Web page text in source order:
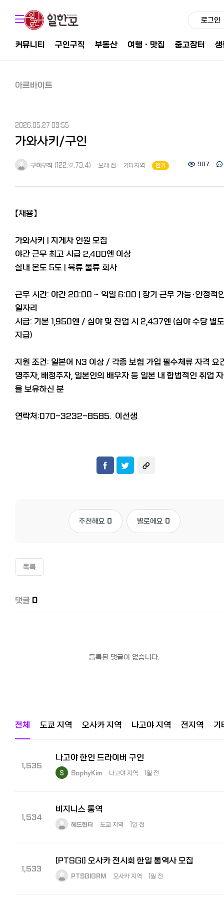
로그인
커뮤니티 구인구직 부동산 여행ㆍ맛집 중고장터
아르바이트
2026.05.27 09:55
가와사키/구인
구이구직 (122.♡.73.4) 오래 전 기타지역 인기 907
【채용】
가와사키 | 지게차 인원 모집
야간 근무 최고 시급 2,400엔 이상
실내 온도 5도 | 육류 물류 회사
근무 시간: 야간 20:00 ~ 익일 6:00 | 장기 근무 가능·안정적
일자리
시급: 기본 1,950엔 / 심야 및 잔업 시 2,437엔 (심야 수당 별도
지급)
지원 조건: 일본어 N3 이상 / 각종 보험 가입 필수체류 자격 요
영주자, 배정주자, 일본인의 배우자 등 일본 내 합법적인 취업
을 보유하신 분
연락처:070-3232-8585. 이선생
추천해요 0 별로에요 0
목록
댓글 0
등록된 댓글이 없습니다.
전체 도쿄 지역 오사카 지역 나고야 지역 전지역 기
1,535
나고야 한인 드라이버 구인
SophyKim 나고야 지역 1일 전
1,534
비지니스 통역
헤드헌터 도쿄 지역 1일 전
1,533
[PTSGI] 오사카 전시회 한일 통역사 모집
PTSGIGRM 오사카 지역 1일 전